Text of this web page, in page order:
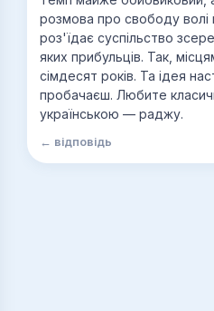
розмова про свободу волі
роз'їдає суспільство
яких прибульців. Так,
сімдесят років. Та ідея
пробачаєш. Любите
українською — раджу.
← відповідь